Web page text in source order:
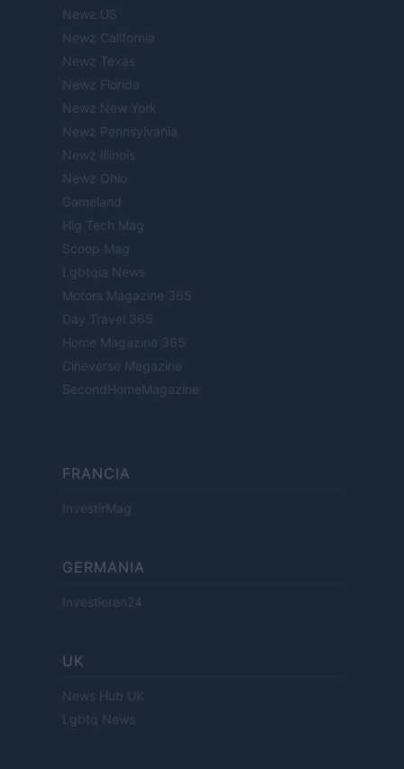
Newz US
Newz California
Newz Texas
Newz Florida
Newz New York
Newz Pennsylvania
Newz Illinois
Newz Ohio
Gameland
Hig Tech Mag
Scoop Mag
Lgbtqia News
Motors Magazine 365
Day Travel 365
Home Magazine 365
Cineverse Magazine
SecondHomeMagazine
FRANCIA
InvestirMag
GERMANIA
Investieren24
UK
News Hub UK
Lgbtq News